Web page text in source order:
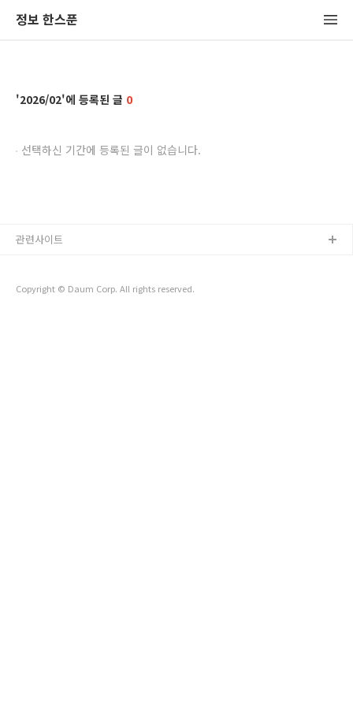
정보 한스푼
2026/02 0
선택하신 기간에 등록된 글이 없습니다.
Copyright © Daum Corp. All rights reserved.
관련사이트